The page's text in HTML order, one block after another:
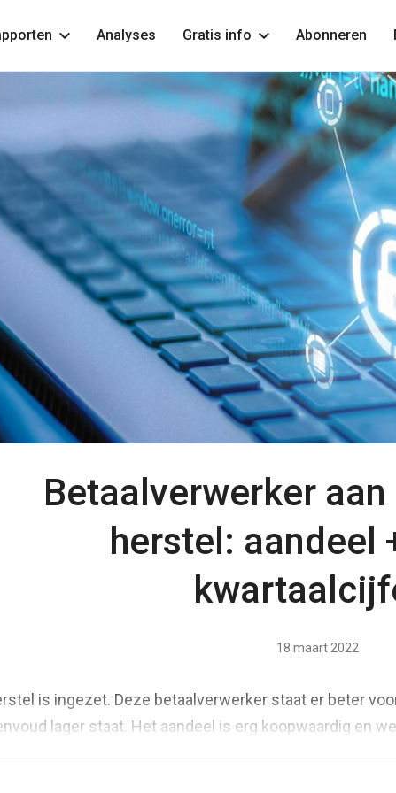
Analyses Gratis info Abonneren
Betaalverwerker
herstel: aandeel
18 maart 2022
is ingezet. Deze betaalverwerker staat er beter
lager staat. Het aandeel is erg koopwaardig en